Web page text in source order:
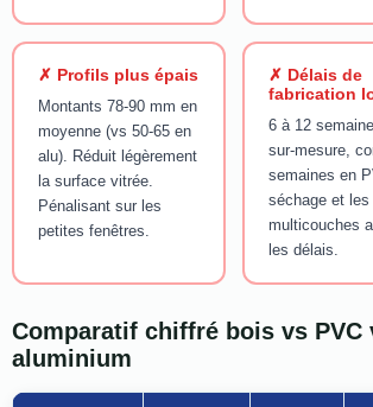
✗ Profils plus épais
Montants 78-90 mm en
moyenne (vs 50-65 en
alu). Réduit légèrement
la surface vitrée.
Pénalisant sur les
petites fenêtres.
✗ Délais de
fabrication
6 à 12
sur-mesure,
semaines en
séchage et les
multicouches
les délais.
Comparatif chiffré bois vs PVC
aluminium